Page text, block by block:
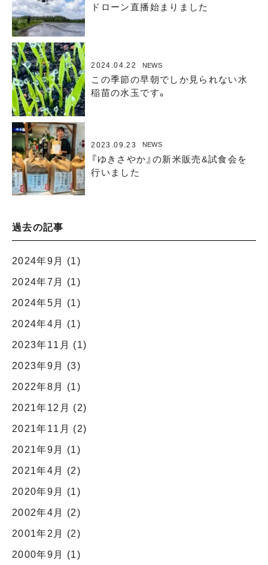
ドローン直播始まりました
2024.04.22 NEWS
この季節の早朝でしか見られない水
稲苗の水玉です。
2023.09.23 NEWS
『ゆきさやか』の新米販売&試食会を
行いました
過去の記事
2024年9月 (1)
2024年7月 (1)
2024年5月 (1)
2024年4月 (1)
2023年11月 (1)
2023年9月 (3)
2022年8月 (1)
2021年12月 (2)
2021年11月 (2)
2021年9月 (1)
2021年4月 (2)
2020年9月 (1)
2002年4月 (2)
2001年2月 (2)
2000年9月 (1)